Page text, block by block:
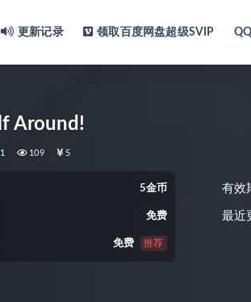
更新记录 领取百度网盘超级SVIP
Around!
1 109 5
5金币
免费
免费 推荐
有效
最近